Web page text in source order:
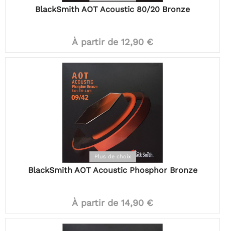
BlackSmith AOT Acoustic 80/20 Bronze
À partir de 12,90 €
Plus de choix
BlackSmith AOT Acoustic Phosphor Bronze
À partir de 14,90 €